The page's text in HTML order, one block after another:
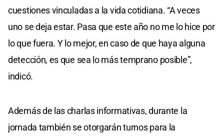
cuestiones vinculadas a la vida cotidiana. “A veces
uno se deja estar. Pasa que este año no me lo hice por
lo que fuera. Y lo mejor, en caso de que haya alguna
detección, es que sea lo más temprano posible”,
indicó.
Además de las charlas informativas, durante la
jornada también se otorgarán turnos para la